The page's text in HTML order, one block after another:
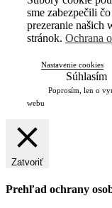
sme zabezpečili
prezeranie našich
stránok. Ochrana
Nastavenie cookies
Súhlasím
Poprosím, len o
webu
Zatvoriť
Prehľad ochrany